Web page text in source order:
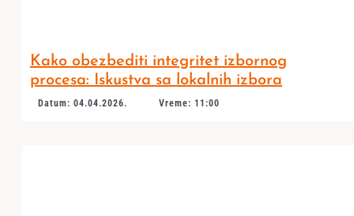
Kako obezbediti integritet izbornog
procesa: Iskustva sa lokalnih izbora
Datum: 04.04.2026. Vreme: 11:00